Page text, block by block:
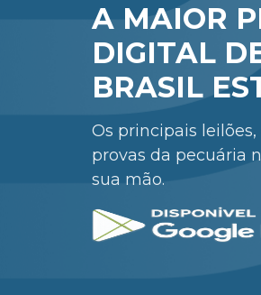
A MAIOR
DIGITAL
BRASIL
Os principais
provas da pecuária
sua mão.